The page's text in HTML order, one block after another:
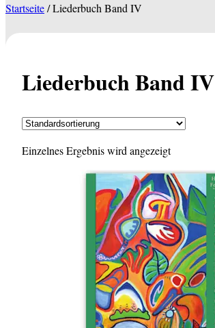
Startseite/Liederbuch Band IV
Liederbuch Band IV
Einzelnes Ergebnis wird angezeigt